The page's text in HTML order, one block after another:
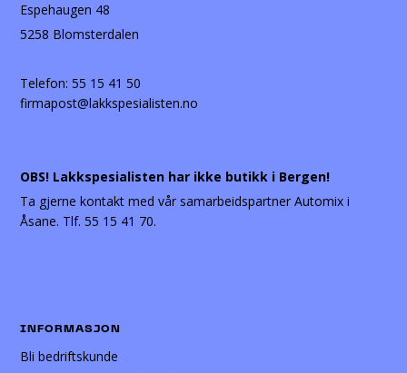
Espehaugen 48
5258 Blomsterdalen
Telefon:55 15 41 50
firmapost@lakkspesialisten.no
OBS! Lakkspesialisten har ikke butikk i Bergen!
Ta gjerne kontakt med vår samarbeidspartner Automix i
Åsane. Tlf. 55 15 41 70.
INFORMASJON
Bli bedriftskunde